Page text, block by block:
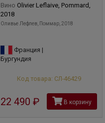
Вино Olivier Leflaive, Pommard,
2018
Оливье Лефлев, Поммар, 2018
Франция |
Бургундия
Код товара: СЛ-46429
22 490 рубВ корзину